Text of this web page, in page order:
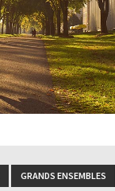
GRANDS ENSEMBLES